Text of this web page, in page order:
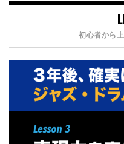
初心者から